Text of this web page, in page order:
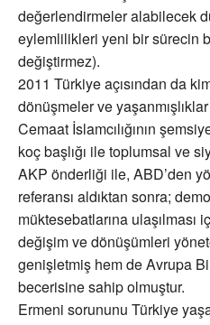
değerlendirmeler alabilecek
eylemlilikleri yeni bir sürecin
değiştirmez).
2011 Türkiye açısından da
dönüşmeler ve
Cemaat İslamcılığının
koç başlığı ile toplumsal ve
AKP önderliği ile, ABD’den
referansı aldıktan sonra;
müktesebatlarına ulaşılması
değişim ve dönüşümleri
genişletmiş hem de Avrupa
becerisine sahip olmuştur.
Ermeni sorununu Türkiye